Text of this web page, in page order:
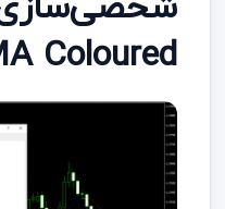
Coloured